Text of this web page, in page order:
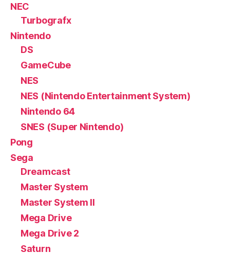
NEC
Turbografx
Nintendo
DS
GameCube
NES
NES (Nintendo Entertainment System)
Nintendo 64
SNES (Super Nintendo)
Pong
Sega
Dreamcast
Master System
Master System II
Mega Drive
Mega Drive 2
Saturn